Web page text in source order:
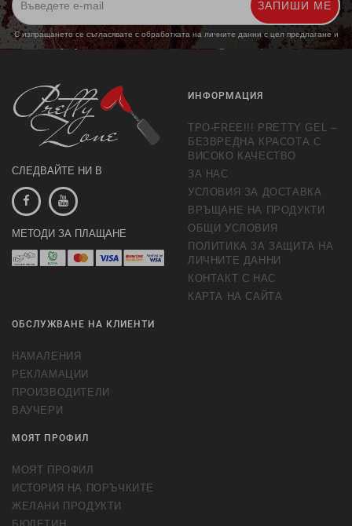
ЗАПИШИ МЕ
С изпращането се съгласявате с обработката на личните данни с цел предлагане и
обработка на маркетингови предложения. Повече информация
СЛЕДВАЙТЕ НИ В
МЕТОДИ ЗА ПЛАЩАНЕ
ИНФОРМАЦИЯ
TPO-FREE!!! PRETTY GEL –
БЕЗВРЕДНА КРАСОТА С
ВИСОКО КАЧЕСТВО
ЗА НАС
УСЛОВИЯ ЗА ДОСТАВКА
ВРЪЩАНЕ НА ПРОДУКТИ
ОБЩИ УСЛОВИЯ
ПОЛИТИКА ЗА ЗАЩИТА НА
ЛИЧНИТЕ ДАННИ
КОНТАКТ С НАС
КАРТА НА САЙТА
ОБСЛУЖВАНЕ НА КЛИЕНТИ
НАМАЛЕНИЯ
РЕКЛАМАЦИИ
ПРОИЗВОДИТЕЛИ
ВАУЧЕРИ
МОЯТ ПРОФИЛ
МОЯТ ПРОФИЛ
ИСТОРИЯ НА ПОРЪЧКИТЕ
ЖЕЛАНИ ПРОДУКТИ